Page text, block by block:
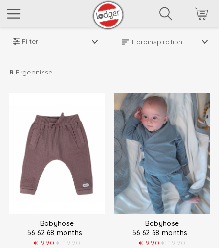
Filter
8 Ergebnisse
Babyhose
56 62 68 months
€ 9.90 € 19.90
Babyhose
56 62 68 months
€ 9.90 € 19.90